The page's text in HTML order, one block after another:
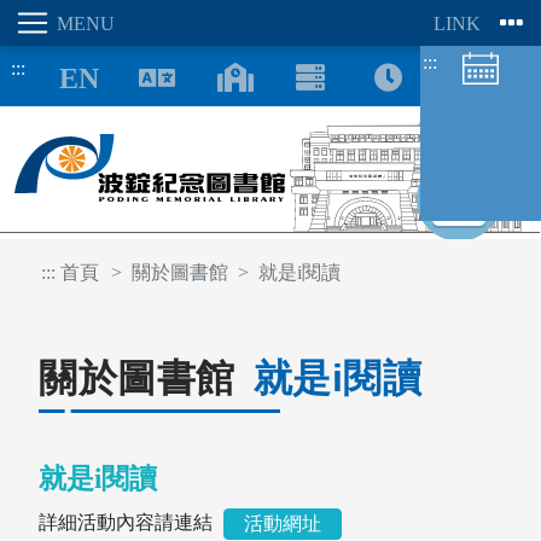
::: :::
::: 首頁 關於圖書館 就是i閱讀
關於圖書館 就是i閱讀
就是i閱讀
詳細活動內容請連結 活動網址